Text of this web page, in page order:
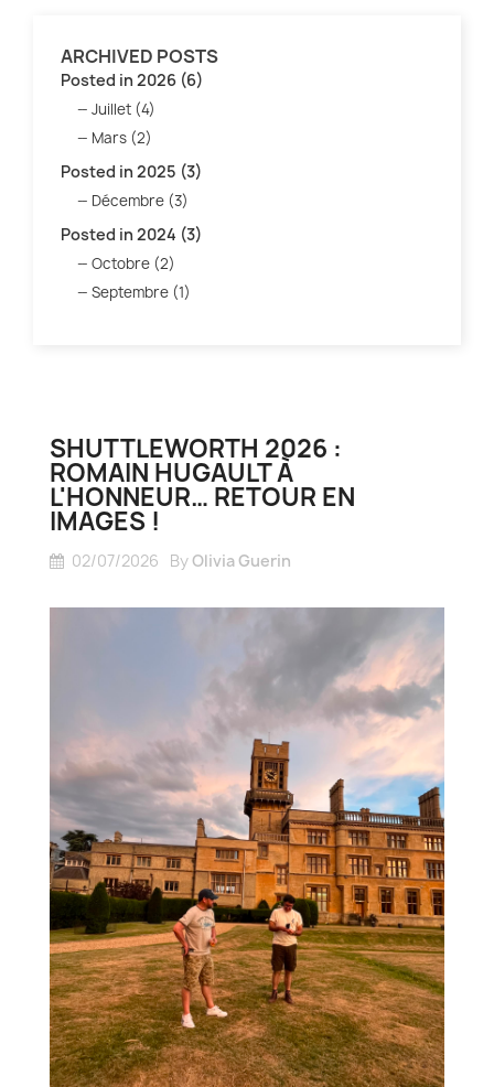
ARCHIVED POSTS
Posted in 2026 (6)
Juillet (4)
Mars (2)
Posted in 2025 (3)
Décembre (3)
Posted in 2024 (3)
Octobre (2)
Septembre (1)
SHUTTLEWORTH 2026 :
ROMAIN HUGAULT À
L'HONNEUR… RETOUR EN
IMAGES !
02/07/2026 ByOlivia Guerin